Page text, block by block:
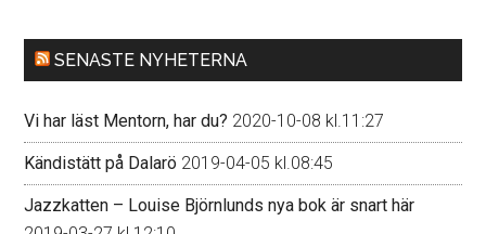
SENASTE NYHETERNA
Vi har läst Mentorn, har du? 2020-10-08 kl.11:27
Kändistätt på Dalarö 2019-04-05 kl.08:45
Jazzkatten – Louise Björnlunds nya bok är snart här